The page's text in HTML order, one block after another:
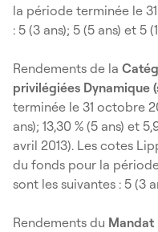
la période terminée le
: 5 (3 ans); 5 (5 ans) et 5
Rendements de la
privilégiées Dynamique
terminée le 31 octobre
ans); 13,30 % (5 ans) et
avril 2013). Les cotes
du fonds pour la
sont les suivantes : 5 (3
Rendements du Mandat